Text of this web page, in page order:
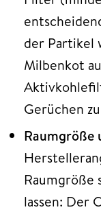
der Partikel
Milbenkot
Gerüchen
Raumgröße
Raumgröße
lassen: Der